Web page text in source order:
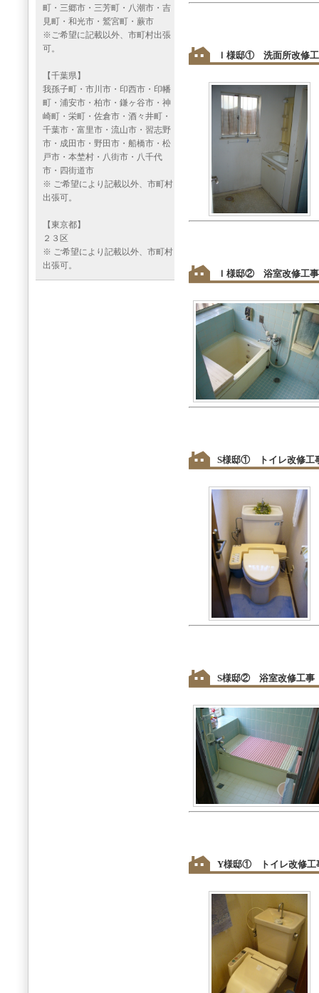
町・三郷市・三芳町・八潮市・吉
見町・和光市・鷲宮町・蕨市
※ご希望に記載以外、市町村出張
可。
【千葉県】
我孫子町・市川市・印西市・印幡
町・浦安市・柏市・鎌ヶ谷市・神
崎町・栄町・佐倉市・酒々井町・
千葉市・富里市・流山市・習志野
市・成田市・野田市・船橋市・松
戸市・本埜村・八街市・八千代
市・四街道市
※ ご希望により記載以外、市町村
出張可。
【東京都】
２３区
※ ご希望により記載以外、市町村
出張可。
Ｉ様邸① 洗面所改修
Ｉ様邸② 浴室改修工事
S様邸① トイレ改修工
S様邸② 浴室改修工事
Y様邸① トイレ改修工